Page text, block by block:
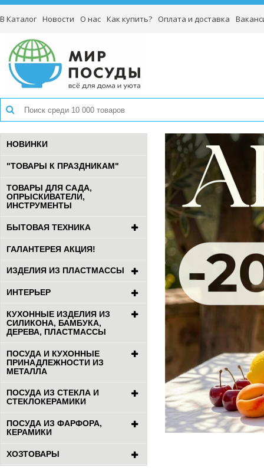
В Каталог Новости О нас Как купить? Оплата и доставка
НОВИНКИ
"ТОВАРЫ К ПРАЗДНИКАМ"
ТОВАРЫ ДЛЯ САДА,
ОПРЫСКИВАТЕЛИ,
ИНСТРУМЕНТЫ
БЫТОВАЯ ТЕХНИКА
ГАЛАНТЕРЕЯ АКЦИЯ!
ИЗДЕЛИЯ ИЗ ПЛАСТМАССЫ
ИНТЕРЬЕР
КУХОННЫЕ ИЗДЕЛИЯ ИЗ
СИЛИКОНА, БАМБУКА,
ДЕРЕВА, ПЛАСТМАССЫ
ПОСУДА И КУХОННЫЕ
ПРИНАДЛЕЖНОСТИ ИЗ
МЕТАЛЛА
ПОСУДА ИЗ СТЕКЛА И
СТЕКЛОКЕРАМИКИ
ПОСУДА ИЗ ФАРФОРА,
КЕРАМИКИ
ХОЗТОВАРЫ